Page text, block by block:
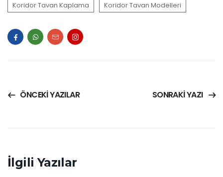
Koridor Tavan Kaplama Koridor Tavan Modelleri
ÖNCEKI YAZILAR SONRAKI YAZI
İlgili Yazılar